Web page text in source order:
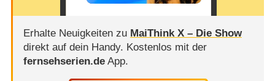
Erhalte Neuigkeiten zu MaiThink X – Die Show
direkt auf dein Handy. Kostenlos mit der
fernsehserien.deApp.